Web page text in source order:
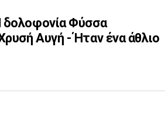
δολοφονία Φύσσα
Αυγή - Ήταν ένα άθλιο